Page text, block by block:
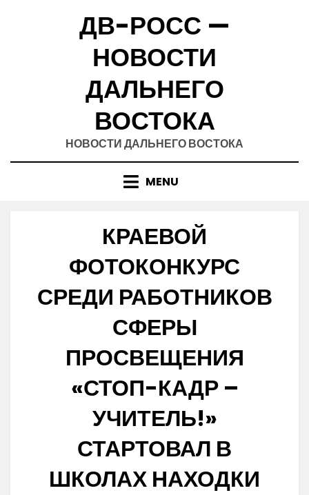
ДВ-РОСС —
НОВОСТИ
ДАЛЬНЕГО
ВОСТОКА
НОВОСТИ ДАЛЬНЕГО ВОСТОКА
MENU
КРАЕВОЙ
ФОТОКОНКУРС
СРЕДИ РАБОТНИКОВ
СФЕРЫ
ПРОСВЕЩЕНИЯ
«СТОП-КАДР –
УЧИТЕЛЬ!»
СТАРТОВАЛ В
ШКОЛАХ НАХОДКИ